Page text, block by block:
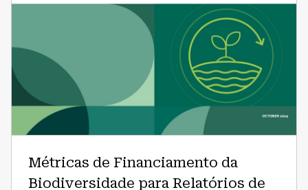
Métricas de Financiamento da
Biodiversidade para Relatórios de
ao
Referência
de
Financiamento
da
Biodiversidade
da